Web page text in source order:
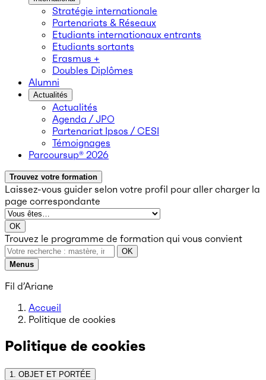
Stratégie internationale
Partenariats & Réseaux
Etudiants internationaux entrants
Etudiants sortants
Erasmus +
Doubles Diplômes
Alumni
Actualités
Actualités
Agenda / JPO
Partenariat Ipsos / CESI
Témoignages
Parcoursup® 2026
Trouvez votre formation
Laissez-vous guider selon votre profil pour aller charger la
page correspondante
OK
Trouvez le programme de formation qui vous convient
OK
Menus
Fil d’Ariane
Accueil
Politique de cookies
Politique de cookies
1. OBJET ET PORTÉE